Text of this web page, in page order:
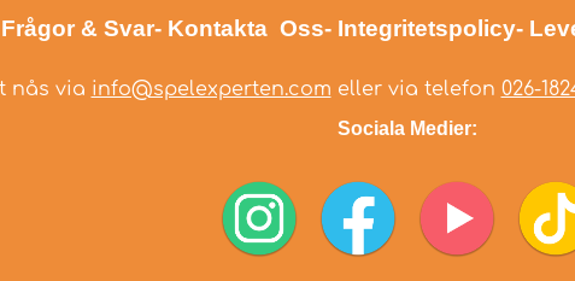
& Svar- Kontakta Oss- Integritetspolicy-
nås via info@spelexperten.com eller via telefon 026-
Sociala Medier: